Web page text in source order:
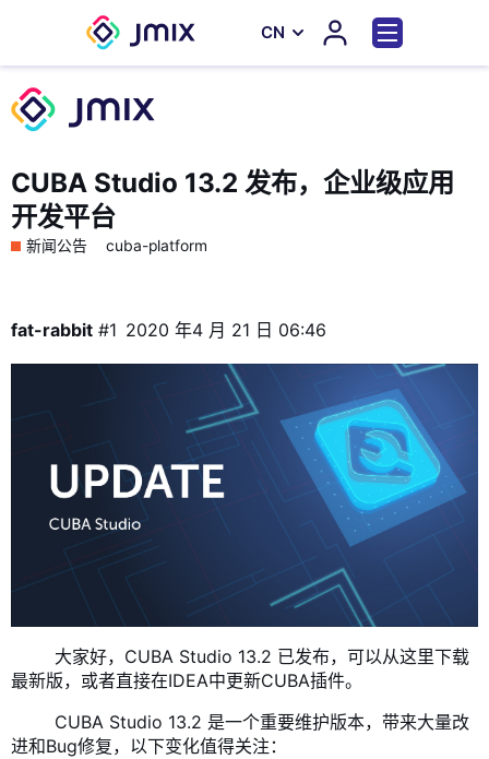
СN
CUBA Studio 13.2 发布，企业级应用
开发平台
新闻公告 cuba-platform
fat-rabbit 2020 年4 月 21 日 06:46
#1
大家好，CUBA Studio 13.2 已发布，可以从这里下载
最新版，或者直接在IDEA中更新CUBA插件。
CUBA Studio 13.2 是一个重要维护版本，带来大量改
进和Bug修复，以下变化值得关注：